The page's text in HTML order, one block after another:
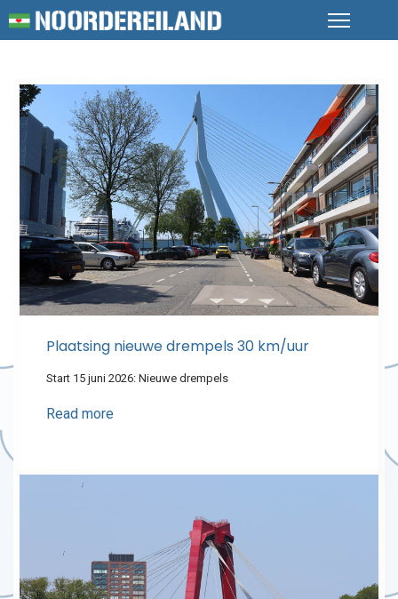
Plaatsing nieuwe drempels 30 km/uur
Start 15 juni 2026: Nieuwe drempels
Read more